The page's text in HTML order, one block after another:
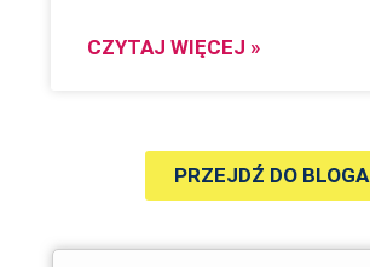
CZYTAJ WIĘCEJ »
PRZEJDŹ DO BLOGA